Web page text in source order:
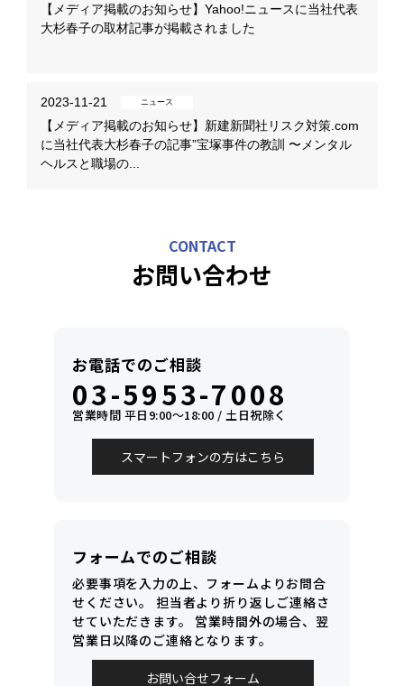
【メディア掲載のお知らせ】Yahoo!ニュースに当社代表
大杉春子の取材記事が掲載されました
2023-11-21 ニュース
【メディア掲載のお知らせ】新建新聞社リスク対策.com
に当社代表大杉春子の記事”宝塚事件の教訓 〜メンタル
ヘルスと職場の...
CONTACT
お問い合わせ
お電話でのご相談
03-5953-7008
営業時間 平日9:00〜18:00 / 土日祝除く
スマートフォンの方はこちら
フォームでのご相談
必要事項を入力の上、フォームよりお問合
せください。
担当者より折り返しご連絡さ
せていただきます。
営業時間外の場合、翌
営業日以降のご連絡となります。
お問い合せフォーム